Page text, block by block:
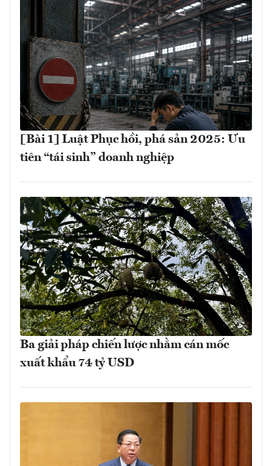
[Bài 1] Luật Phục hồi, phá sản 2025: Ưu
tiên “tái sinh” doanh nghiệp
Ba giải pháp chiến lược nhằm cán mốc
xuất khẩu 74 tỷ USD